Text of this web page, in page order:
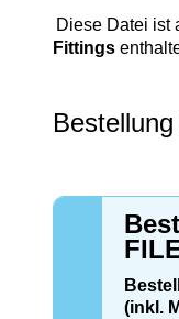
Diese Datei ist
Fittings
(inkl.